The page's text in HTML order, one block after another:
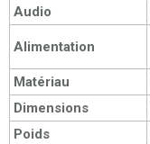
Audio
Alimentation
Matériau
Dimensions
Poids